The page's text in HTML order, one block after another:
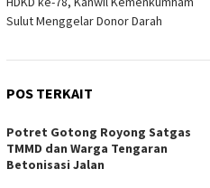
Sulut Menggelar Donor Darah
POS TERKAIT
Potret Gotong Royong Satgas
TMMD dan Warga Tengaran
Betonisasi Jalan